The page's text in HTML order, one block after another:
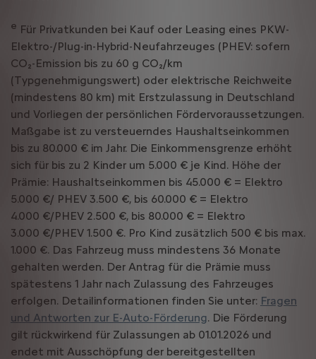
e Für Privatkunden bei Kauf oder Leasing eines PKW-
Elektro-/Plug-in-Hybrid-Neufahrzeuges (PHEV: sofern
CO₂-Emission bis zu 60 g CO₂/km
(Typgenehmigungswert) oder elektrische Reichweite
(mindestens 80 km) mit Erstzulassung in Deutschland
und Vorliegen der persönlichen Fördervoraussetzungen.
Maßgabe ist zu versteuerndes Haushaltseinkommen
bis zu 80.000 € im Jahr. Die Einkommensgrenze erhöht
sich für bis zu 2 Kinder um 5.000 € je Kind. Höhe der
Prämie: Haushaltseinkommen bis 45.000 € = Elektro
5.000 €/ PHEV 3.500 €, bis 60.000 € = Elektro
4.000 €/PHEV 2.500 €, bis 80.000 € = Elektro
3.000 €/PHEV 1.500 €. Pro Kind zusätzlich 500 € bis max.
1.000 €. Das Fahrzeug muss mindestens 36 Monate
gehalten werden. Der Antrag für die Prämie muss
spätestens 1 Jahr nach Zulassung des Fahrzeuges
erfolgen. Detailinformationen finden Sie unter: Fragen
und Antworten zur E-Auto-Förderung. Die Förderung
gilt rückwirkend für Zulassungen ab 01.01.2026 und
endet mit Ausschöpfung der bereitgestellten